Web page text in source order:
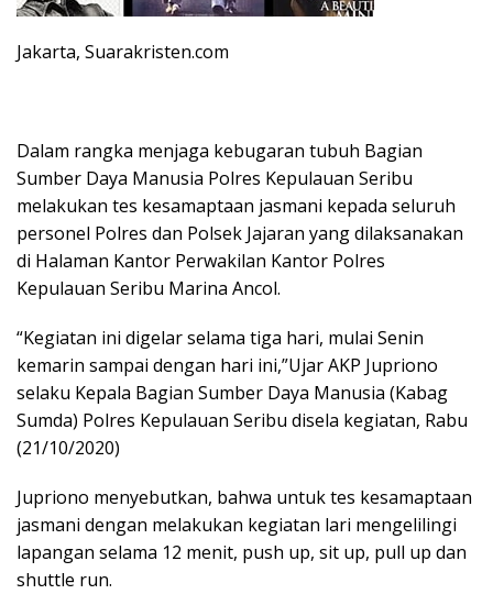
Jakarta, Suarakristen.com
Dalam rangka menjaga kebugaran tubuh Bagian
Sumber Daya Manusia Polres Kepulauan Seribu
melakukan tes kesamaptaan jasmani kepada seluruh
personel Polres dan Polsek Jajaran yang dilaksanakan
di Halaman Kantor Perwakilan Kantor Polres
Kepulauan Seribu Marina Ancol.
“Kegiatan ini digelar selama tiga hari, mulai Senin
kemarin sampai dengan hari ini,”Ujar AKP Jupriono
selaku Kepala Bagian Sumber Daya Manusia (Kabag
Sumda) Polres Kepulauan Seribu disela kegiatan, Rabu
(21/10/2020)
Jupriono menyebutkan, bahwa untuk tes kesamaptaan
jasmani dengan melakukan kegiatan lari mengelilingi
lapangan selama 12 menit, push up, sit up, pull up dan
shuttle run.